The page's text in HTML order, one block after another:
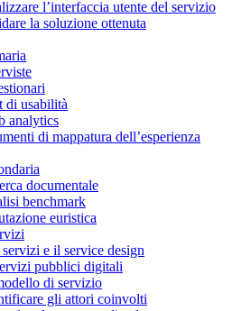
l’interfaccia utente del servizio
la soluzione ottenuta
di usabilità
analytics
di mappatura dell’esperienza
documentale
benchmark
euristica
e il service design
pubblici digitali
di servizio
gli attori coinvolti